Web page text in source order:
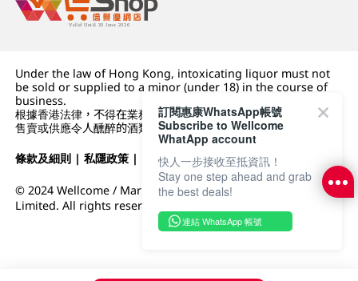
Under the law of Hong Kong, intoxicating liquor must not
be sold or supplied to a minor (under 18) in the course of
business.
根據香港法律，不得在業務過程中，向未成年人 (18 歲以下人士)
售賣或供應令人醺醉的酒類。
條款及細則 |私隱政策 | DFI零售集團
© 2024 Wellcome / Market Place. The Dairy Farm Company
Limited. All rights reserved.
訂閱惠康WhatsApp帳號
Subscribe to Wellcome
WhatApp account
快人一步接收至抵資訊！
Stay one step ahead and grab
the best deals!
連結 WhatsApp 帳號